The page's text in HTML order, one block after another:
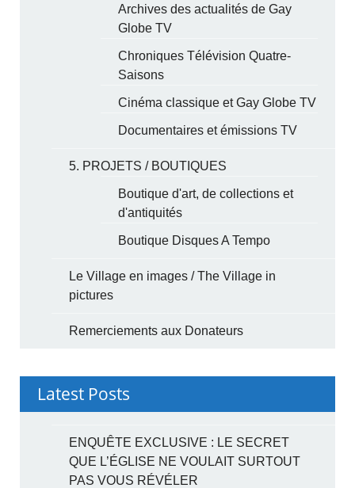
Archives des actualités de Gay
Globe TV
Chroniques Télévision Quatre-
Saisons
Cinéma classique et Gay Globe TV
Documentaires et émissions TV
5. PROJETS / BOUTIQUES
Boutique d'art, de collections et
d'antiquités
Boutique Disques A Tempo
Le Village en images / The Village in
pictures
Remerciements aux Donateurs
Latest Posts
ENQUÊTE EXCLUSIVE : LE SECRET
QUE L’ÉGLISE NE VOULAIT SURTOUT
PAS VOUS RÉVÉLER